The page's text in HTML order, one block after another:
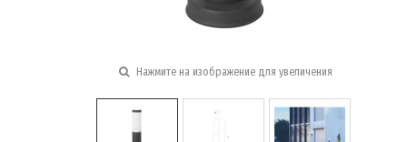
Нажмите на изображение для увеличения